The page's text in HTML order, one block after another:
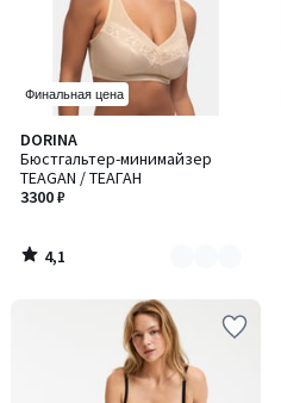
Финальная цена
DORINA
Бюстгальтер-минимайзер
TEAGAN / ТЕАГАН
3300 ₽
4,1
/ 5
Количество
цветов:
2
4,1
/